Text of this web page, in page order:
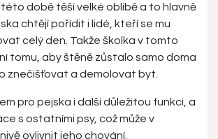
této době těší velké oblibě a to hlavně
chtějí pořídit i lidé, kteří se mu
celý den. Takže školka v tomto
tomu, aby štěně zůstalo samo doma
znečišťovat a demolovat byt.
pro pejska i další důležitou funkci, a
s ostatními psy, což může v
ovlivnit jeho chování.